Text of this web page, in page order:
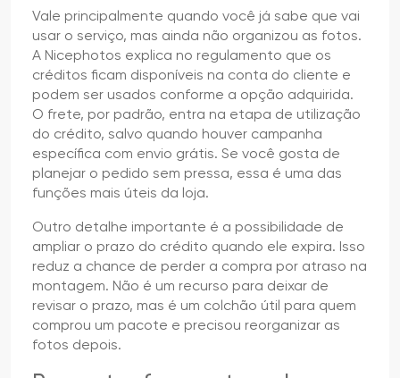
Vale principalmente quando você já sabe que vai
usar o serviço, mas ainda não organizou as fotos.
A Nicephotos explica no regulamento que os
créditos ficam disponíveis na conta do cliente e
podem ser usados conforme a opção adquirida.
O frete, por padrão, entra na etapa de utilização
do crédito, salvo quando houver campanha
específica com envio grátis. Se você gosta de
planejar o pedido sem pressa, essa é uma das
funções mais úteis da loja.
Outro detalhe importante é a possibilidade de
ampliar o prazo do crédito quando ele expira. Isso
reduz a chance de perder a compra por atraso na
montagem. Não é um recurso para deixar de
revisar o prazo, mas é um colchão útil para quem
comprou um pacote e precisou reorganizar as
fotos depois.